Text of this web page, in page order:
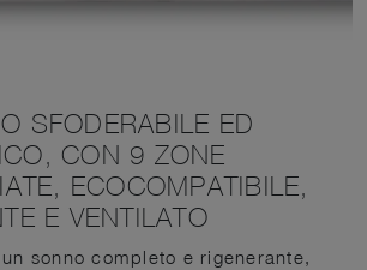
SFODERABILE ED
CON 9 ZONE
ECOCOMPATIBILE,
E VENTILATO
sonno completo e rigenerante,